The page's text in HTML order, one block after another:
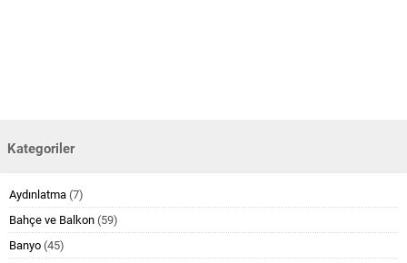
Kategoriler
Aydınlatma (7)
Bahçe ve Balkon (59)
Banyo (45)